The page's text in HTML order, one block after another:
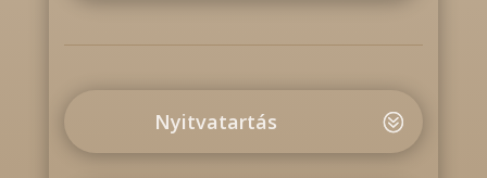
Nyitvatartás